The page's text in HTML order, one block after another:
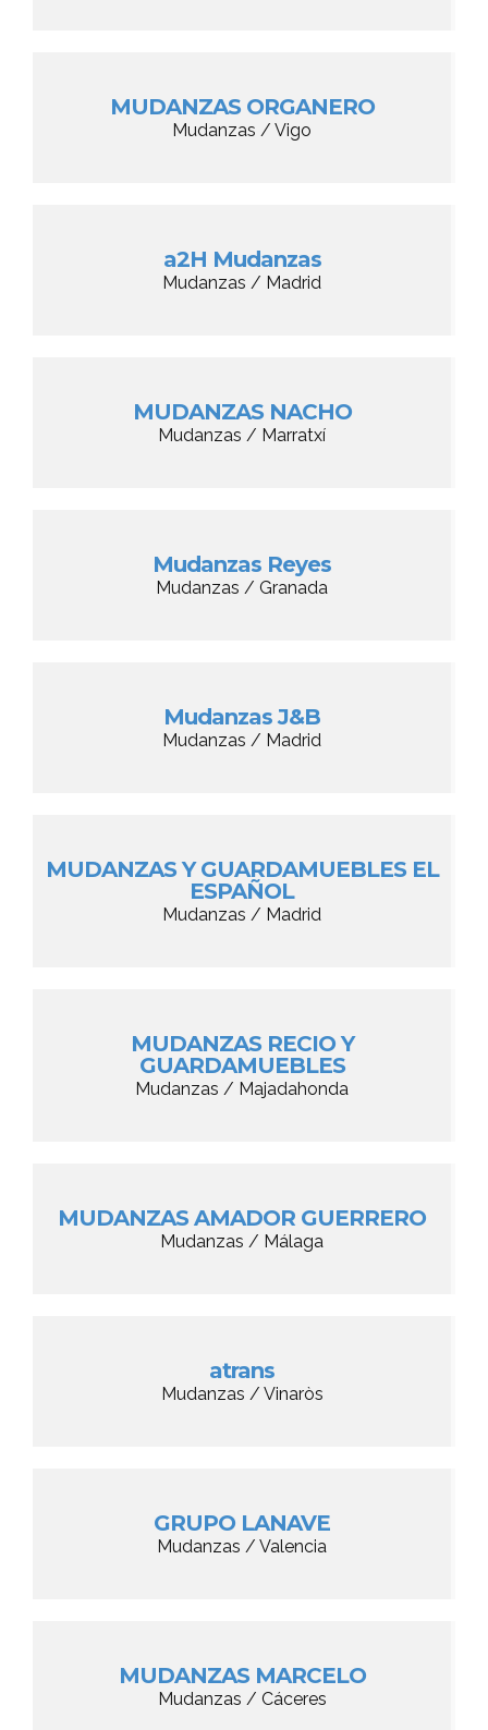
MUDANZAS ORGANERO
Mudanzas / Vigo
a2H Mudanzas
Mudanzas / Madrid
MUDANZAS NACHO
Mudanzas / Marratxí
Mudanzas Reyes
Mudanzas / Granada
Mudanzas J&B
Mudanzas / Madrid
MUDANZAS Y GUARDAMUEBLES EL
ESPAÑOL
Mudanzas / Madrid
MUDANZAS RECIO Y
GUARDAMUEBLES
Mudanzas / Majadahonda
MUDANZAS AMADOR GUERRERO
Mudanzas / Málaga
atrans
Mudanzas / Vinaròs
GRUPO LANAVE
Mudanzas / Valencia
MUDANZAS MARCELO
Mudanzas / Cáceres